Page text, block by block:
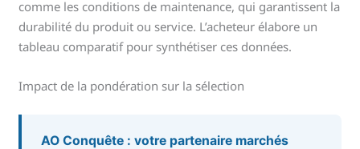
comme les conditions de maintenance, qui garantissent la
durabilité du produit ou service. L’acheteur élabore un
tableau comparatif pour synthétiser ces données.
Impact de la pondération sur la sélection
AO Conquête : votre partenaire marchés